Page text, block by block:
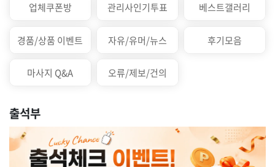
업체쿠폰방 관리사인기투표 베스트갤러리
경품/상품 이벤트 자유/유머/뉴스 후기모음
마사지 Q&A 오류/제보/건의
출석부